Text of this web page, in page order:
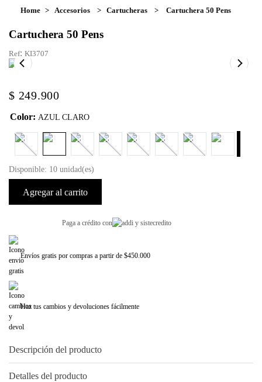
Accesorios Cartucheras Cartuchera 50 Pens
Cartuchera 50 Pens
: KI3707
$ 249.900
Color: AZUL CLARO
Disponible: 10 unidad(es)
Agregar al carrito
Paga a crédito con
Envíos gratis por compras a partir de $450.000
Haz tus cambios y devoluciones fácilmente
Descripción del producto
Detalles del producto